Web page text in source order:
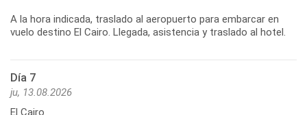
A la hora indicada, traslado al aeropuerto para embarcar en
vuelo destino El Cairo. Llegada, asistencia y traslado al hotel.
Día 7
ju, 13.08.2026
El Cairo